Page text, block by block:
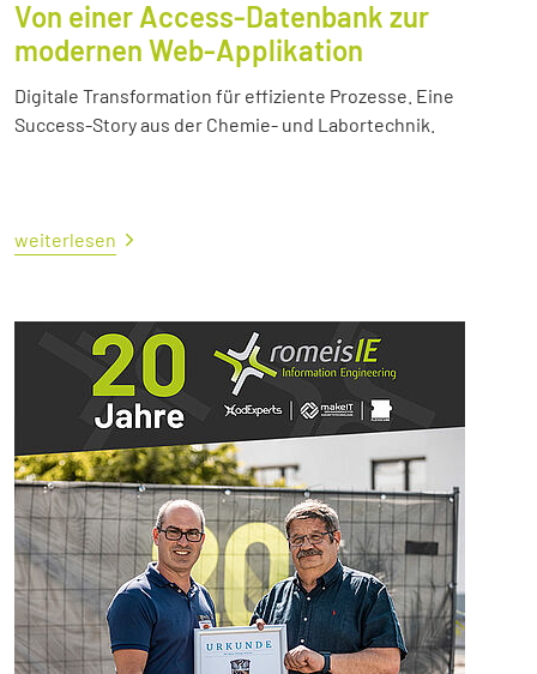
Von einer Access-Datenbank zur
modernen Web-Applikation
Digitale Transformation für effiziente Prozesse. Eine
Success-Story aus der Chemie- und Labortechnik.
weiterlesen